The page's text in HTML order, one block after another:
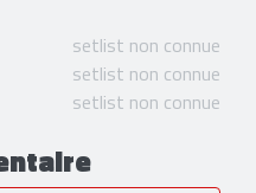
setlist non connue
setlist non connue
setlist non connue